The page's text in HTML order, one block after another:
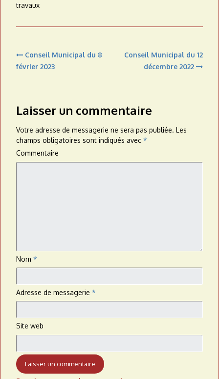
travaux
Navigation
de
Conseil Municipal du 8
février 2023
Conseil Municipal du 12
décembre 2022
Laisser un commentaire
Votre adresse de messagerie ne sera pas publiée. Les
champs obligatoires sont indiqués avec *
Commentaire
Nom *
Adresse de messagerie *
Site web